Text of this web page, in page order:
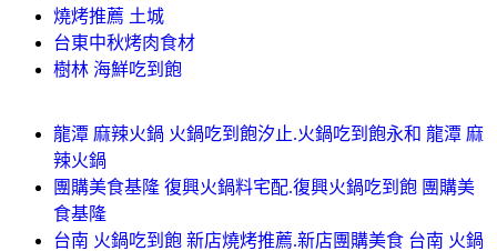
燒烤推薦 土城
台東中秋烤肉食材
樹林 海鮮吃到飽
龍潭 麻辣火鍋 火鍋吃到飽汐止.火鍋吃到飽永和 龍潭 麻
辣火鍋
團購美食基隆 復興火鍋料宅配.復興火鍋吃到飽 團購美
食基隆
台南 火鍋吃到飽 新店燒烤推薦.新店團購美食 台南 火鍋